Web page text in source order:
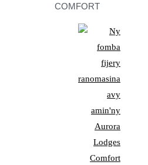
COMFORT